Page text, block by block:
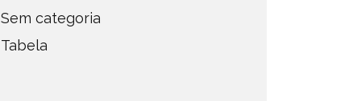
Sem categoria
Tabela